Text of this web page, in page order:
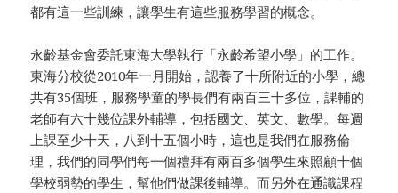
都有這一些訓練，讓學生有這些服務學習的概念。
永齡基金會委託東海大學執行「永齡希望小學」的工作。
東海分校從2010年一月開始，認養了十所附近的小學，總
共有35個班，服務學童的學長們有兩百三十多位，課輔的
老師有六十幾位課外輔導，包括國文、英文、數學。每週
上課至少十天，八到十五個小時，這也是我們在服務倫
理，我們的同學們每一個禮拜有兩百多個學生來照顧十個
學校弱勢的學生，幫他們做課後輔導。而另外在通識課程